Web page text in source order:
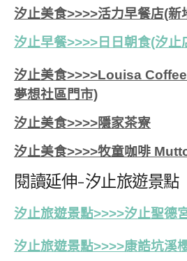
汐止美食>>>>活力早餐店(新
汐止早餐>>>>日日朝食(汐止
汐止美食>>>>Louisa
夢想社區門市)
汐止美食>>>>隱家茶寮
汐止美食>>>>牧童咖啡
閱讀延伸-汐止旅遊景點
汐止旅遊景點>>>>汐止聖德
汐止旅遊景點>>>>康誥坑溪